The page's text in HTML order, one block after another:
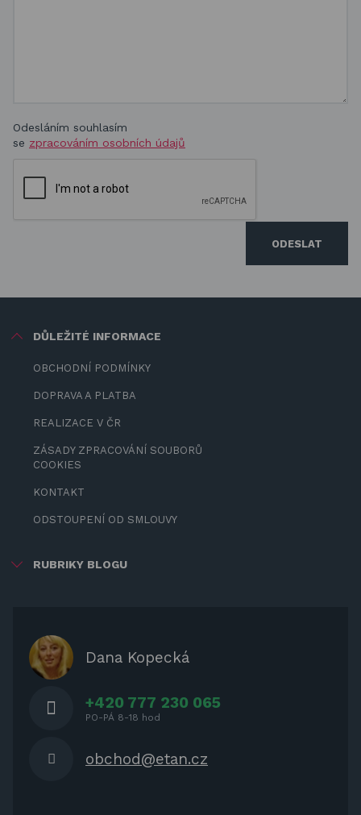
Odesláním souhlasím
se zpracováním osobních údajů
ODESLAT
DŮLEŽITÉ INFORMACE
OBCHODNÍ PODMÍNKY
DOPRAVA A PLATBA
REALIZACE V ČR
ZÁSADY ZPRACOVÁNÍ SOUBORŮ
COOKIES
KONTAKT
ODSTOUPENÍ OD SMLOUVY
RUBRIKY BLOGU
OCHRANNÉ KRYTY NA ZAHRADNÍ
NÁBYTEK
Dana Kopecká
+420 777 230 065
PO-PÁ 8-18 hod
obchod@etan.cz